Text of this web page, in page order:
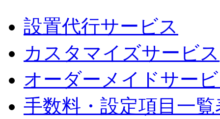
設置代行サービス
カスタマイズサービス
オーダーメイドサー
手数料・設定項目一覧